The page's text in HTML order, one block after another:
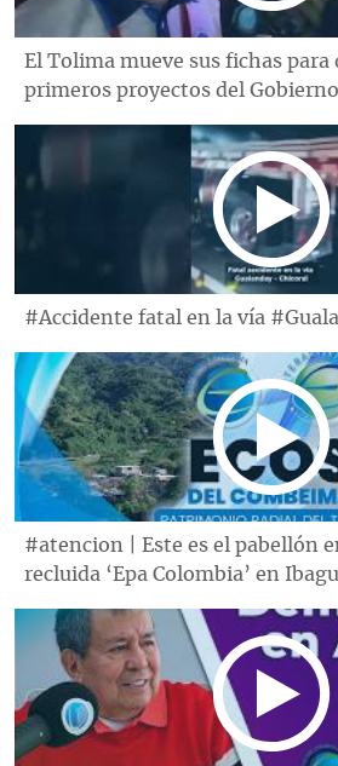
El Tolima mueve sus fichas para
primeros proyectos del
#Accidente fatal en la vía
#atencion | Este es el pabellón
recluida ‘Epa Colombia’ en